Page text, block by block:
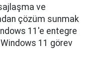
ve
çözüm sunmak
11'e entegre
11 görev